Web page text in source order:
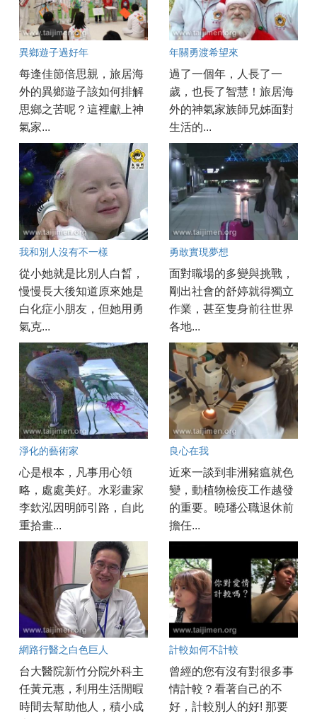
異鄉遊子過好年
每逢佳節倍思親，旅居海
外的異鄉遊子該如何排解
思鄉之苦呢？這裡獻上神
氣家...
年關勇渡希望來
過了一個年，人長了一
歲，也長了智慧！旅居海
外的神氣家族師兄姊面對
生活的...
我和別人沒有不一樣
從小她就是比別人白晳，
慢慢長大後知道原來她是
白化症小朋友，但她用勇
氣克...
勇敢實現夢想
面對職場的多變與挑戰，
剛出社會的舒婷就得獨立
作業，甚至隻身前往世界
各地...
淨化的藝術家
心是根本，凡事用心領
略，處處美好。水彩畫家
李欽泓因明師引路，自此
重拾畫...
良心在我
近來一談到非洲豬瘟就色
變，動植物檢疫工作越發
的重要。曉璠公職退休前
擔任...
網路行醫之白色巨人
台大醫院新竹分院外科主
任黃元惠，利用生活閒暇
時間去幫助他人，積小成
計較如何不計較
曾經的您有沒有對很多事
情計較？看著自己的不
好，計較別人的好! 那要